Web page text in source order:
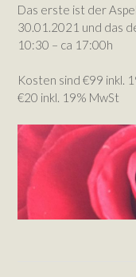
Das erste ist der
30.01.2021 und das
10:30 – ca 17:00h
Kosten sind €99 inkl.
€20 inkl. 19% MwSt